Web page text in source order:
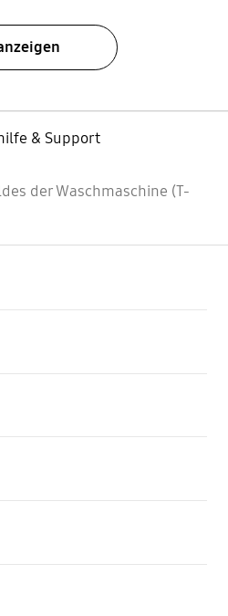
& Support
der Waschmaschine (T-